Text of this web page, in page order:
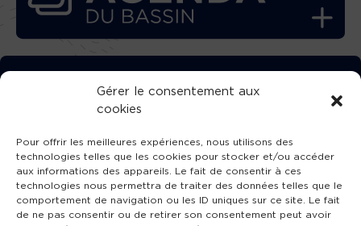
Gérer le consentement aux
cookies
Pour offrir les meilleures expériences, nous utilisons des
technologies telles que les cookies pour stocker et/ou accéder
aux informations des appareils. Le fait de consentir à ces
technologies nous permettra de traiter des données telles que le
comportement de navigation ou les ID uniques sur ce site. Le fait
de ne pas consentir ou de retirer son consentement peut avoir
TÉLÉCHARGEZ GRATUITEMENT
L’APPLICATION TVBA !
SUIVEZ-NOUS !